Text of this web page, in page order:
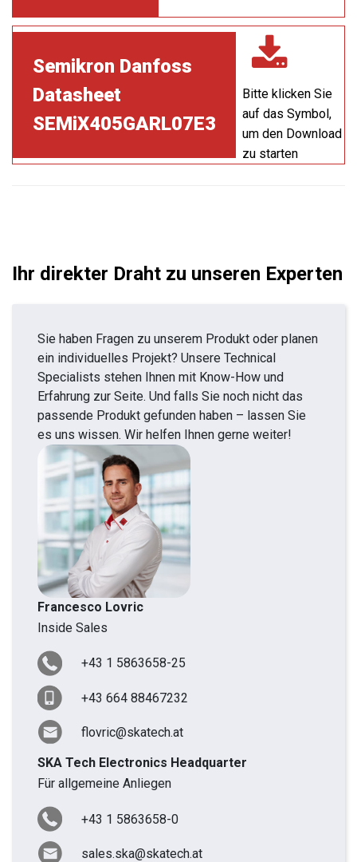
Semikron Danfoss
Datasheet
SEMiX405GARL07E3
Bitte klicken Sie
auf das Symbol,
um den Download
zu starten
Ihr direkter Draht zu unseren Experten
Sie haben Fragen zu unserem Produkt oder planen
ein individuelles Projekt? Unsere Technical
Specialists stehen Ihnen mit Know-How und
Erfahrung zur Seite. Und falls Sie noch nicht das
passende Produkt gefunden haben – lassen Sie
es uns wissen. Wir helfen Ihnen gerne weiter!
Francesco Lovric
Inside Sales
+43 1 5863658-25
+43 664 88467232
flovric@skatech.at
SKA Tech Electronics Headquarter
Für allgemeine Anliegen
+43 1 5863658-0
sales.ska@skatech.at